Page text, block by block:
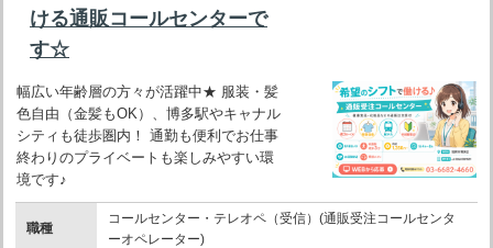
ける通販コールセンターで
す☆
幅広い年齢層の方々が活躍中★ 服装・髪
色自由（金髪もOK）、博多駅やキャナル
シティも徒歩圏内！ 通勤も便利でお仕事
終わりのプライベートも楽しみやすい環
境です♪
職種
コールセンター・テレオペ（受信）(通販受注コールセンタ
ーオペレーター)